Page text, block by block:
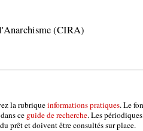
(CIRA)
la rubriqueinformations pratiques. Le
ce guide de recherche. Les
prêt et doivent être consultés sur place.